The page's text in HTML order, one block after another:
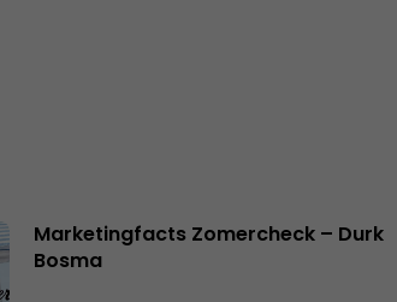
Marketingfacts Zomercheck – Durk
Bosma